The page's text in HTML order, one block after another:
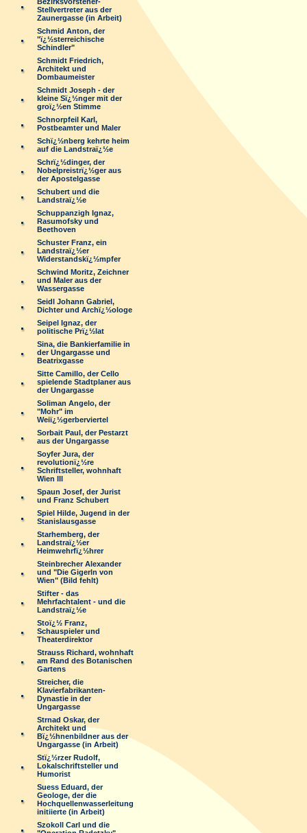
Stellvertreter aus der
Zaunergasse (in Arbeit)
Schmid Anton, der
"ï¿½sterreichische
Schindler"
Schmidt Friedrich,
Architekt und
Dombaumeister
Schmidt Joseph - der
kleine Sï¿½nger mit der
groï¿½en Stimme
Schnorpfeil Karl,
Postbeamter und Maler
Schï¿½nberg kehrte heim
auf die Landstraï¿½e
Schrï¿½dinger, der
Nobelpreistrï¿½ger aus
der Apostelgasse
Schubert und die
Landstraï¿½e
Schuppanzigh Ignaz,
Rasumofsky und
Beethoven
Schuster Franz, ein
Landstraï¿½er
Widerstandskï¿½mpfer
Schwind Moritz, Zeichner
und Maler aus der
Wassergasse
Seidl Johann Gabriel,
Dichter und Archï¿½ologe
Seipel Ignaz, der
politische Prï¿½lat
Sina, die Bankierfamilie in
der Ungargasse und
Beatrixgasse
Sitte Camillo, der Cello
spielende Stadtplaner aus
der Ungargasse
Soliman Angelo, der
"Mohr" im
Weiï¿½gerberviertel
Sorbait Paul, der Pestarzt
aus der Ungargasse
Soyfer Jura, der
revolutionï¿½re
Schriftsteller, wohnhaft
Wien III
Spaun Josef, der Jurist
und Franz Schubert
Spiel Hilde, Jugend in der
Stanislausgasse
Starhemberg, der
Landstraï¿½er
Heimwehrfï¿½hrer
Steinbrecher Alexander
und "Die Gigerln von
Wien" (Bild fehlt)
Stifter - das
Mehrfachtalent - und die
Landstraï¿½e
Stoï¿½ Franz,
Schauspieler und
Theaterdirektor
Strauss Richard, wohnhaft
am Rand des Botanischen
Gartens
Streicher, die
Klavierfabrikanten-
Dynastie in der
Ungargasse
Strnad Oskar, der
Architekt und
Bï¿½hnenbildner aus der
Ungargasse (in Arbeit)
Stï¿½rzer Rudolf,
Lokalschriftsteller und
Humorist
Suess Eduard, der
Geologe, der die
Hochquellenwasserleitung
initiierte (in Arbeit)
Szokoll Carl und die